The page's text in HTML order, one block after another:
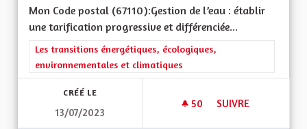
Mon Code postal (67110):Gestion de l’eau : établir
une tarification progressive et différenciée...
Filtrer les résultats de la catégorie : Les transitions
Les transitions énergétiques, écologiques,
environnementales et climatiques
CRÉÉ LE
13/07/2023
50 50 ABONNÉS
SUIVRE